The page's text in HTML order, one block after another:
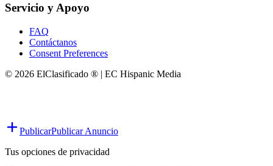
Servicio y Apoyo
FAQ
Contáctanos
Consent Preferences
© 2026 ElClasificado ® | EC Hispanic Media
PublicarPublicar Anuncio
Tus opciones de privacidad